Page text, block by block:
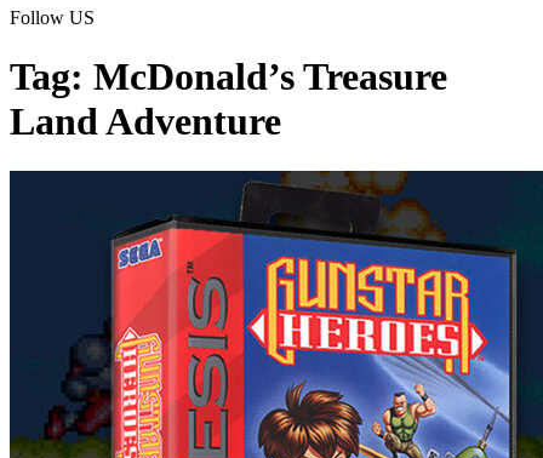
Follow US
Tag: McDonald’s Treasure
Land Adventure